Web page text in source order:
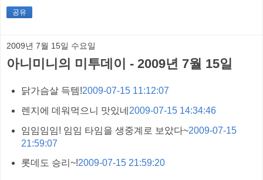
공유
2009년 7월 15일 수요일
아니미니의 미투데이 - 2009년 7월 15일
닭가슴살 득템!2009-07-15 11:12:07
렌지에 데워먹으니 맛있네 2009-07-15 14:34:46
임임임임! 임임 타임을 생중계로 보았다~2009-07-15
21:59:07
롯데도 승리~!2009-07-15 21:59:20